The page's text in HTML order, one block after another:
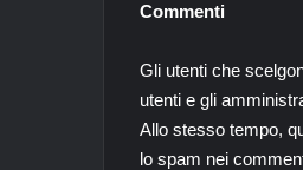
Commenti
Gli utenti che
utenti e gli
Allo stesso tempo,
lo spam nei